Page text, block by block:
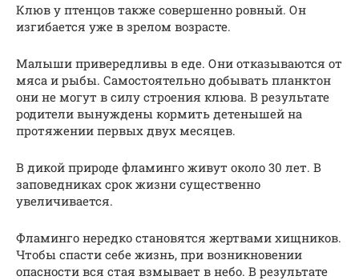
Клюв у птенцов также совершенно ровный. Он
изгибается уже в зрелом возрасте.
Малыши привередливы в еде. Они отказываются от
мяса и рыбы. Самостоятельно добывать планктон
они не могут в силу строения клюва. В результате
родители вынуждены кормить детенышей на
протяжении первых двух месяцев.
В дикой природе фламинго живут около 30 лет. В
заповедниках срок жизни существенно
увеличивается.
Фламинго нередко становятся жертвами хищников.
Чтобы спасти себе жизнь, при возникновении
опасности вся стая взмывает в небо. В результате